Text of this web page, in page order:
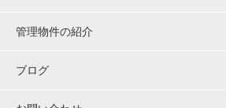
管理物件の紹介
ブログ